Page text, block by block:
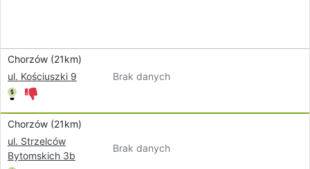
Chorzów (21km)
ul. Kościuszki 9
Brak danych
Chorzów (21km)
ul. Strzelców
Bytomskich 3b
Brak danych